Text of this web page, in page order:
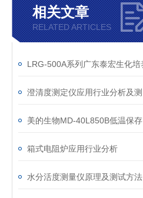
相关文章
RELATED ARTICLES
箱式电阻炉应用行业分析
水分活度测量仪原理及测试方法